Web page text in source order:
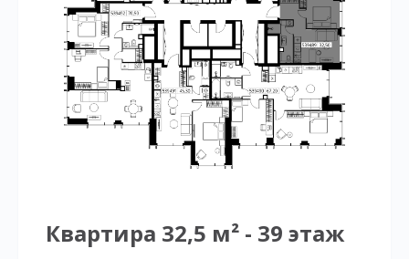
Квартира 32,5 м² - 39 этаж